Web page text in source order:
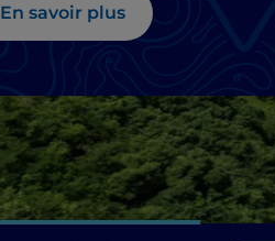
En savoir plus